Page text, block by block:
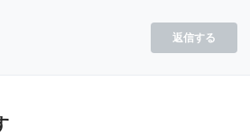
返信する